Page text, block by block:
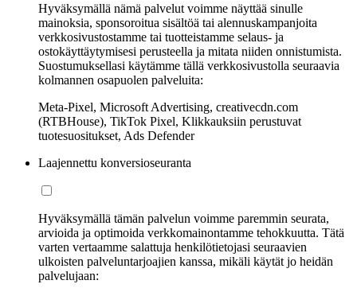
Hyväksymällä nämä palvelut voimme näyttää sinulle
mainoksia, sponsoroitua sisältöä tai alennuskampanjoita
verkkosivustostamme tai tuotteistamme selaus- ja
ostokäyttäytymisesi perusteella ja mitata niiden onnistumista.
Suostumuksellasi käytämme tällä verkkosivustolla seuraavia
kolmannen osapuolen palveluita:
Meta-Pixel, Microsoft Advertising, creativecdn.com
(RTBHouse), TikTok Pixel, Klikkauksiin perustuvat
tuotesuositukset, Ads Defender
Laajennettu konversioseuranta
Hyväksymällä tämän palvelun voimme paremmin seurata,
arvioida ja optimoida verkkomainontamme tehokkuutta. Tätä
varten vertaamme salattuja henkilötietojasi seuraavien
ulkoisten palveluntarjoajien kanssa, mikäli käytät jo heidän
palvelujaan: